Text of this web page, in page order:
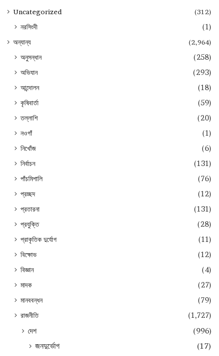
Uncategorized (312)
নরসিংদী (1)
অন্যান্য (2,964)
অনুসন্ধান
(258)
অভিযান
(293)
আন্দোলন
(18)
কৃষিবার্তা
(59)
তল্লাশি
(20)
নওগাঁ
(1)
নিখোঁজ
(6)
নির্বাচন
(131)
পাঁচমিশালি
(76)
প্রচ্ছদ
(12)
প্রতারনা
(131)
প্রযুক্তি
(28)
প্রাকৃতিক দুর্যোগ
(11)
বিক্ষোভ
(12)
বিজ্ঞান
(4)
মাদক
(27)
মানববন্ধন
(79)
রাজনীতি
(1,727)
দেশ
(996)
জনদুর্ভোগ
(17)